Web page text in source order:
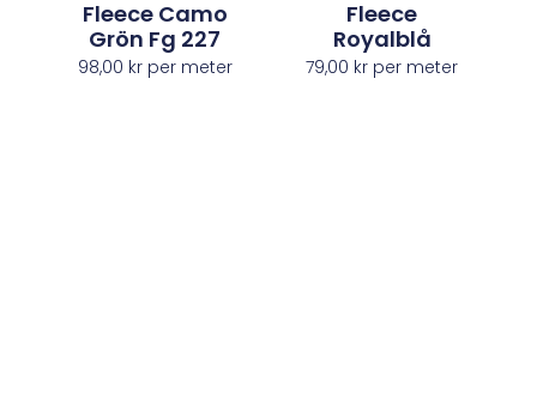
Fleece Camo
Grön Fg 227
98,00 krper meter
Fleece
Royalblå
79,00 kr per meter